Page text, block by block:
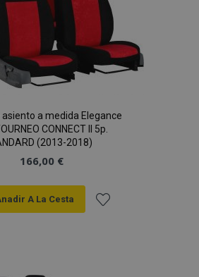
asiento a medida Elegance
CONNECT II 5p.
(2013-2018)
166,00 €
A La Cesta